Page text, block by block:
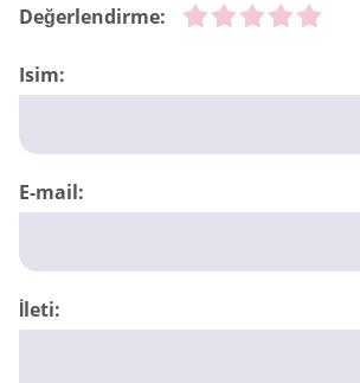
Değerlendirme:
Isim:
E-mail:
İleti: